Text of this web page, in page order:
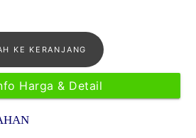
KE KERANJANG
Harga & Detail